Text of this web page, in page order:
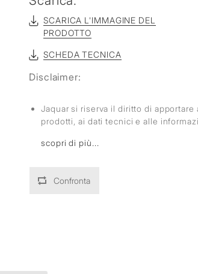
SCARICA L'IMMAGINE DEL
PRODOTTO
SCHEDA TECNICA
Disclaimer:
Jaquar si riserva il diritto di
prodotti, ai dati tecnici e alle
scopri di più...
Confronta